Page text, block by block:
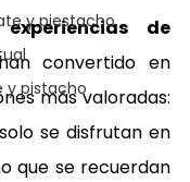
y piestacho
y pistacho
experiencias de
convertido en
más valoradas:
se disfrutan en
que se recuerdan